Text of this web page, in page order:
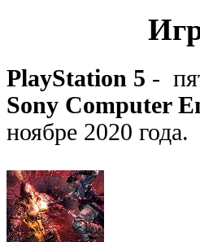
PlayStation 5 -
Sony Computer
ноябре 2020 года.